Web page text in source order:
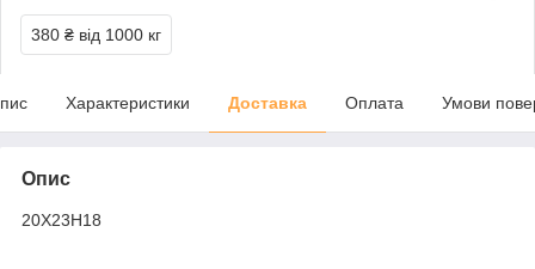
380 ₴ від 1000 кг
Характеристики Доставка Оплата Умови
Опис
20Х23Н18